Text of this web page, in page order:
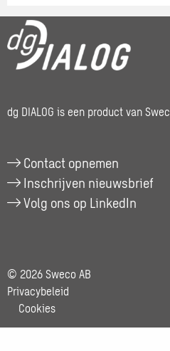
informatie
over:
Fanny
dg DIALOG is een product van
Contact opnemen
Inschrijven nieuwsbrief
Volg ons op LinkedIn
© 2026 Sweco AB
Privacybeleid
Cookies